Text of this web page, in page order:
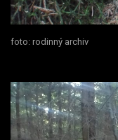
foto: rodinný archiv